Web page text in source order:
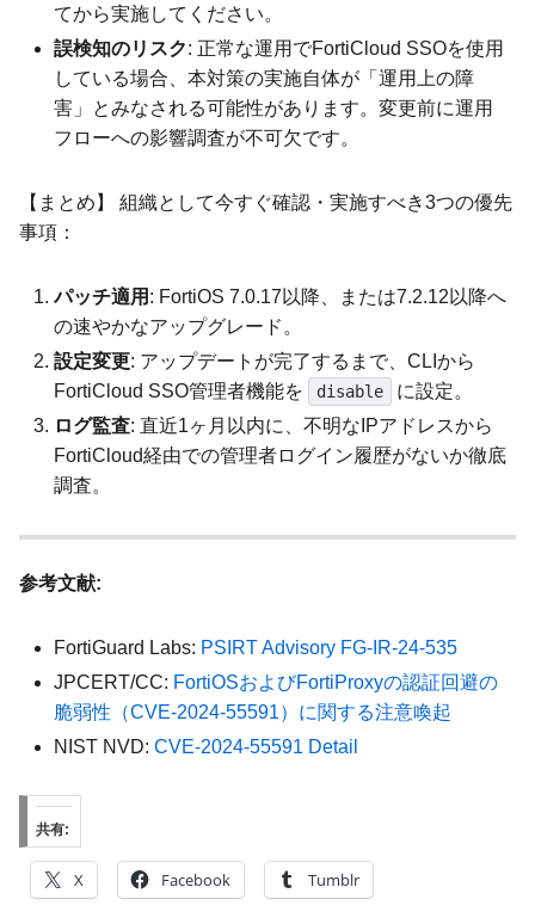
てから実施してください。
誤検知のリスク: 正常な運用でFortiCloud SSOを使用
している場合、本対策の実施自体が「運用上の障
害」とみなされる可能性があります。変更前に運用
フローへの影響調査が不可欠です。
【まとめ】 組織として今すぐ確認・実施すべき3つの優先
事項：
パッチ適用 : FortiOS 7.0.17以降、または7.2.12以降へ
の速やかなアップグレード。
設定変更: アップデートが完了するまで、CLIから
FortiCloud SSO管理者機能を
disable
に設定。
ログ監査: 直近1ヶ月以内に、不明なIPアドレスから
FortiCloud経由での管理者ログイン履歴がないか徹底
調査。
参考文献:
FortiGuard Labs: PSIRT Advisory FG-IR-24-535
JPCERT/CC: FortiOSおよびFortiProxyの認証回避の
脆弱性（CVE-2024-55591）に関する注意喚起
NIST NVD:CVE-2024-55591 Detail
共有:
X Facebook Tumblr